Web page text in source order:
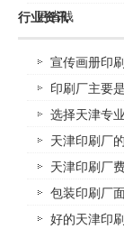
更省钱
行业资讯
宣传画册印
印刷厂主要
选择天津专
天津印刷厂
天津印刷厂
包装印刷厂
好的天津印